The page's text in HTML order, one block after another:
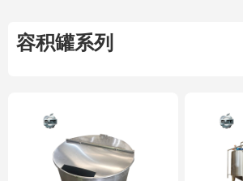
容积罐系列